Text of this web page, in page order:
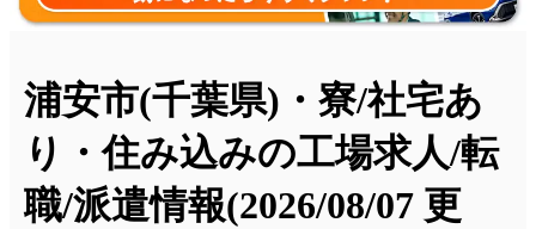
浦安市(千葉県)・寮/社宅あ
り・住み込みの工場求人/転
職/派遣情報(2026/08/07 更